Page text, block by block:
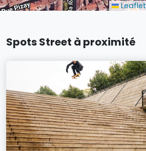
Leaflet
Spots Street à proximité